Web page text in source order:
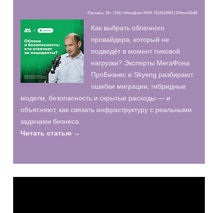
Реклама, 18+. ПАО «Мегафон» ИНН 7812014560 | 2Vfnxxr81dM
Как выбрать облачного
провайдера, который не
подведёт в момент пиковой
нагрузки? Эксперты МегаФона
ПроБизнес и Skyeng разбирают
ошибки миграции, гибридные
модели, безопасность и скрытые расходы — и
объясняют, как связать инфраструктуру с реальными
задачами бизнеса.
Читать статью →